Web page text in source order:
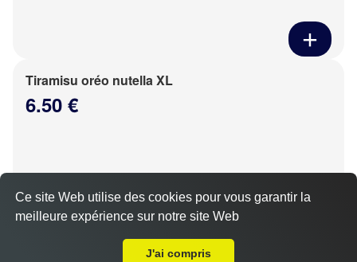
Tiramisu oréo nutella XL
6.50 €
Ce site Web utilise des cookies pour vous garantir la
meilleure expérience sur notre site Web
J'ai compris